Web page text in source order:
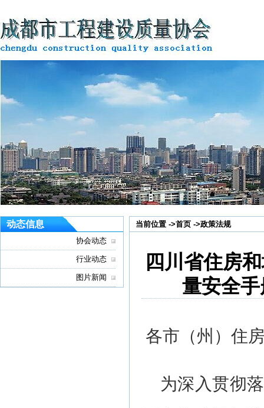
动态信息
协会动态
行业动态
图片新闻
当前位置 ->首页 ->政策法规
四川省住房
量安全
各市（州）住
为深入贯彻